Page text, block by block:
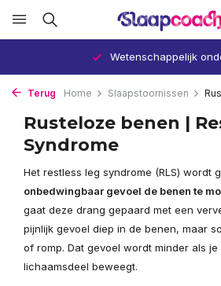
Wetenschappelijk
Terug Home Slaapstoornissen
Rusteloze benen |
Syndrome
Het restless leg syndrome (RLS) wordt
onbedwingbaar gevoel de benen te
gaat deze drang gepaard met een
pijnlijk gevoel diep in de benen, maar
of romp. Dat gevoel wordt minder als
lichaamsdeel beweegt.